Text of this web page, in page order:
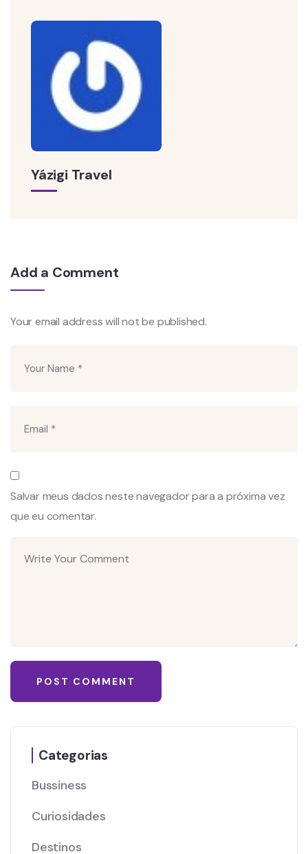
Yázigi Travel
Add a Comment
Your email address will not be published.
Salvar meus dados neste navegador para a próxima vez
que eu comentar.
Categorias
Bussiness
Curiosidades
Destinos